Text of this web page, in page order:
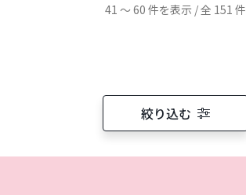
41 ～ 60 件を表示 / 全 151 件
絞り込む